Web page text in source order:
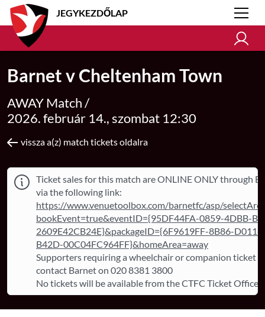
JEGYKEZDŐLAP
Barnet v Cheltenham Town
AWAY Match /
2026. február 14., szombat 12:30
vissza a(z) match tickets oldalra
Ticket sales for this match are ONLINE ONLY through
via the following link:
https://www.venuetoolbox.com/barnetfc/asp/
bookEvent=true&eventID={95DF44FA-0859-4DBB-
2609E42CB24E}&packageID={6F9619FF-8B86-D011-
B42D-00C04FC964FF}&homeArea=away
Supporters requiring a wheelchair or companion ticket
contact Barnet on 020 8381 3800
No tickets will be available from the CTFC Ticket Office.